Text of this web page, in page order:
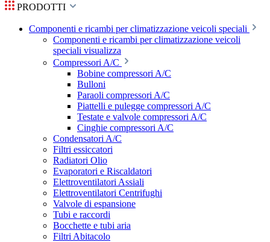
PRODOTTI
Componenti e ricambi per climatizzazione veicoli speciali
Componenti e ricambi per climatizzazione veicoli
speciali visualizza
Compressori A/C
Bobine compressori A/C
Bulloni
Paraoli compressori A/C
Piattelli e pulegge compressori A/C
Testate e valvole compressori A/C
Cinghie compressori A/C
Condensatori A/C
Filtri essiccatori
Radiatori Olio
Evaporatori e Riscaldatori
Elettroventilatori Assiali
Elettroventilatori Centrifughi
Valvole di espansione
Tubi e raccordi
Bocchette e tubi aria
Filtri Abitacolo